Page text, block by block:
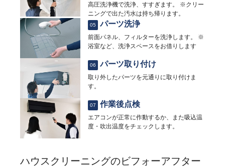
高圧洗浄機で洗浄、すすぎます。 ※クリー
ニングで出た汚水は持ち帰ります。
05 パーツ洗浄
前面パネル、フィルターを洗浄します。 ※
浴室など、洗浄スペースをお借りします
06 パーツ取り付け
取り外したパーツを元通りに取り付けま
す。
07 作業後点検
エアコンが正常に作動するか、また吸込温
度・吹出温度をチェックします。
ハウスクリーニングのビフォーアフター